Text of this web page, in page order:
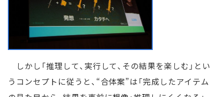
しかし「推理して、実行して、その結果を楽しむ」とい
うコンセプトに従うと、“合体案”は「完成したアイテム